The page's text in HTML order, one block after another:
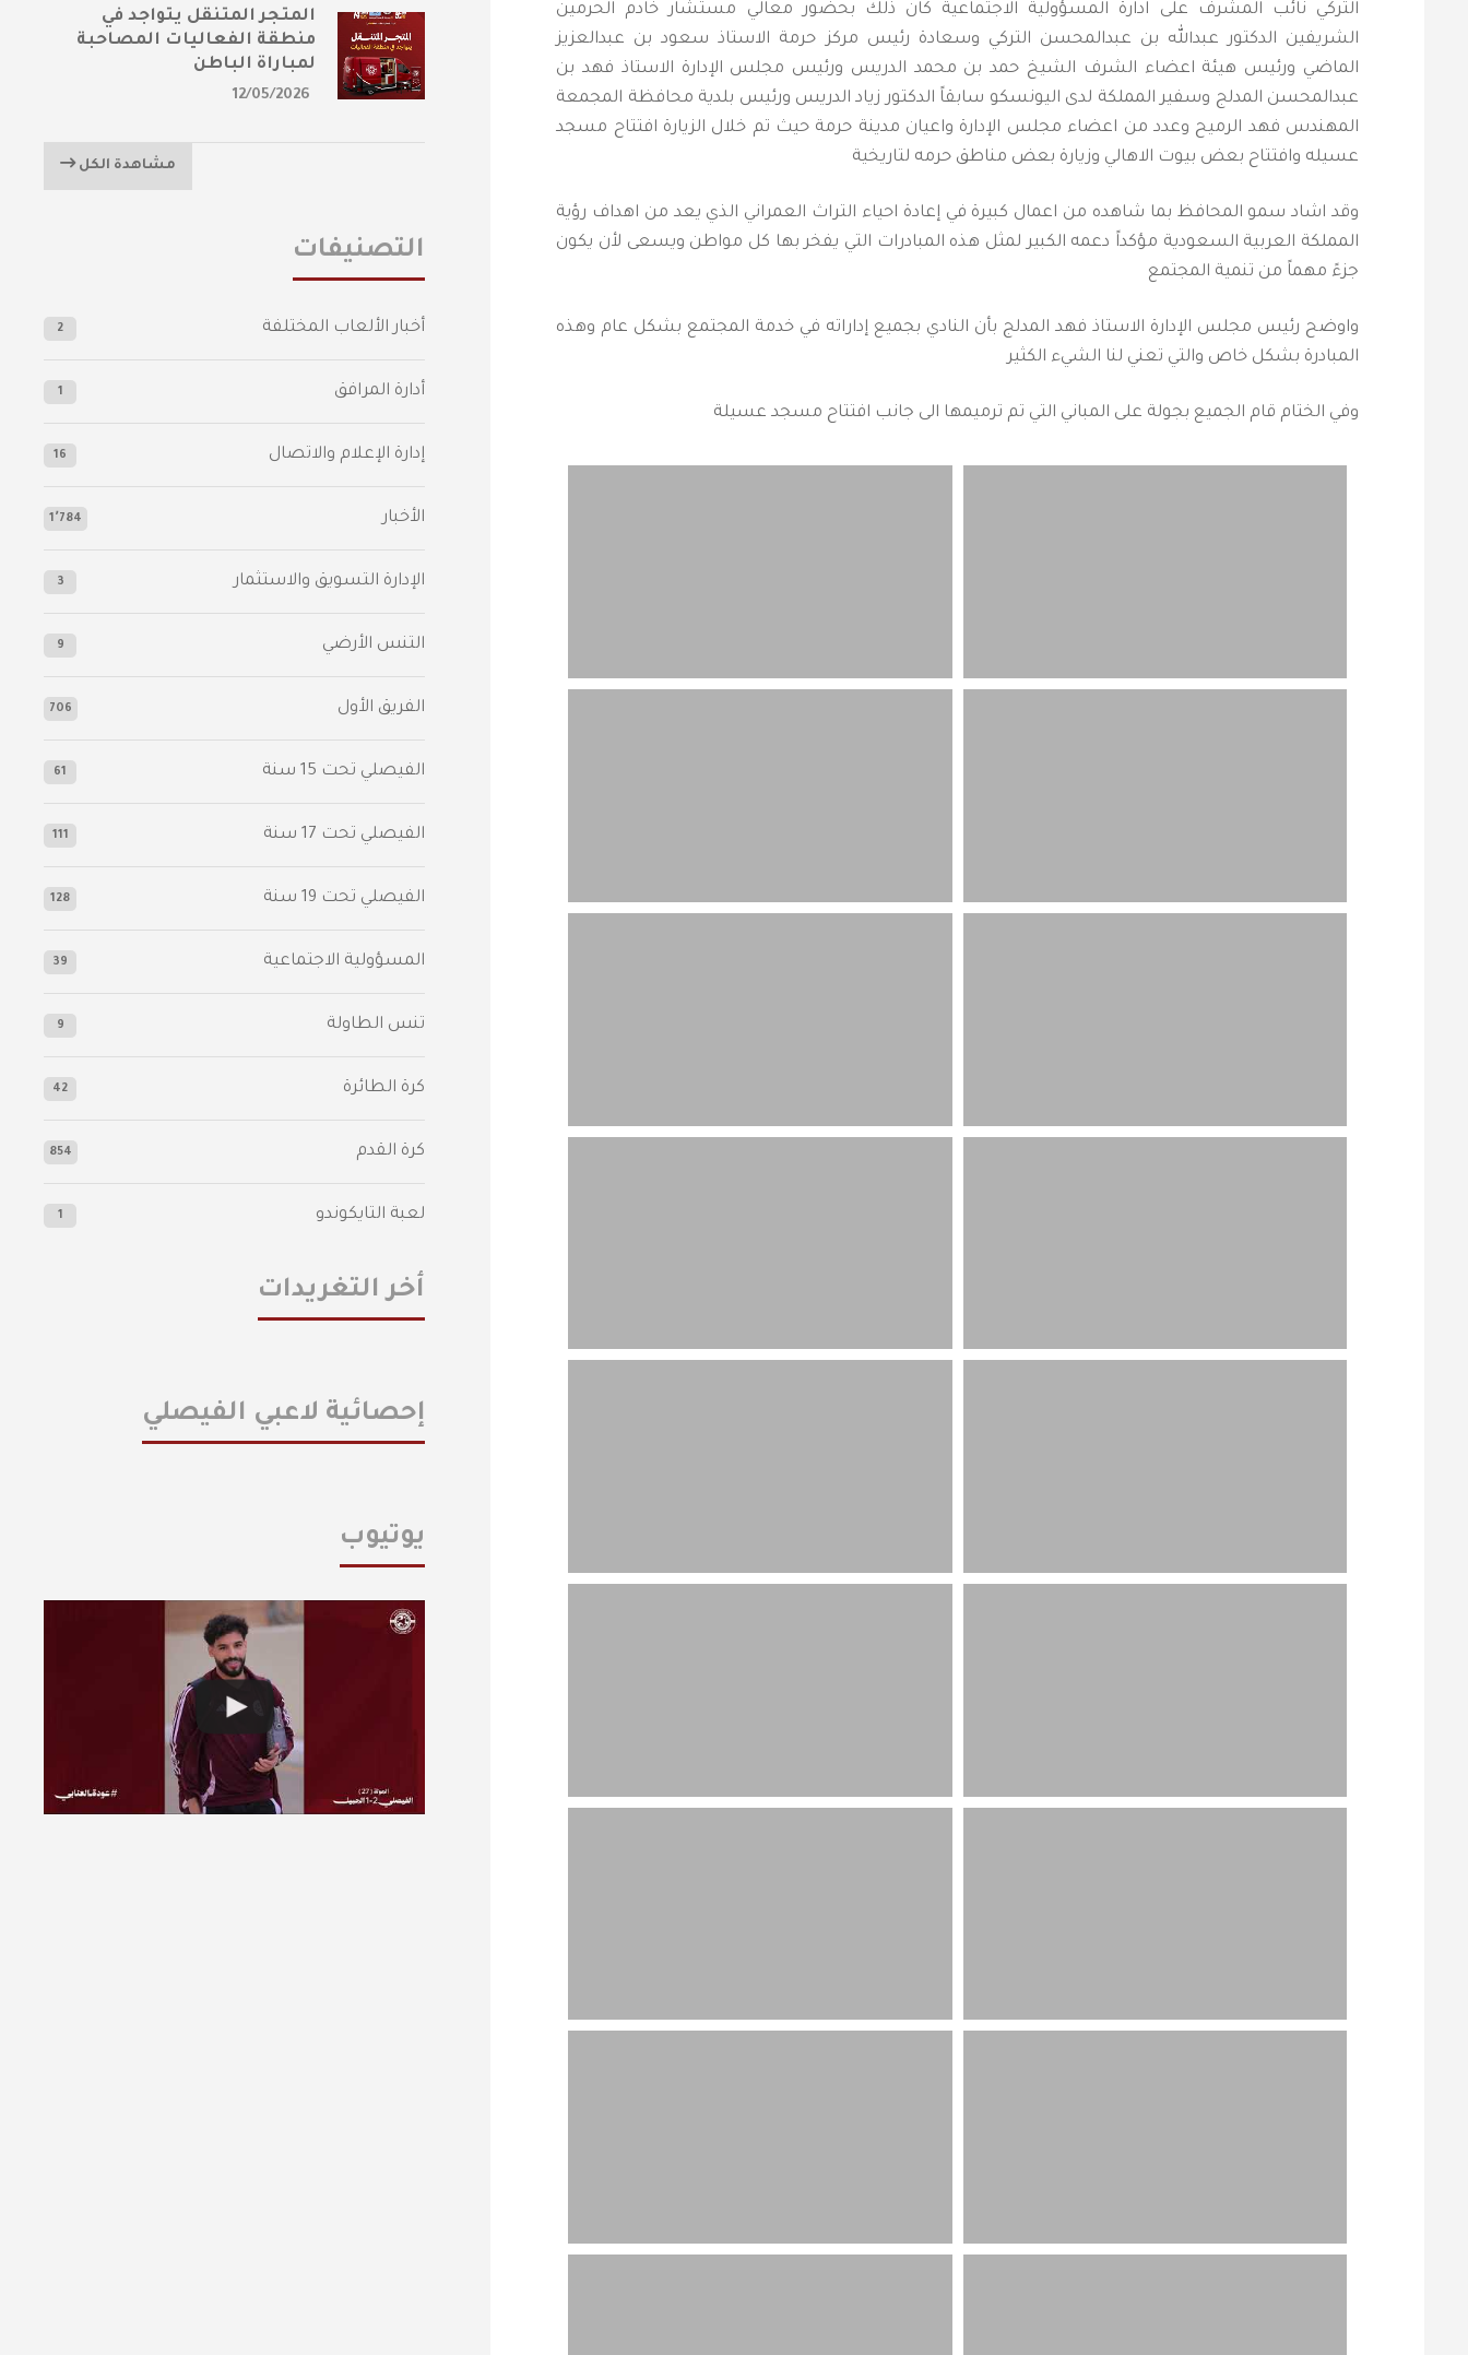
التركي نائب المشرف على ادارة المسؤولية الاجتماعية كان ذلك بحضور معالي مستشار خادم الحرمين
الشريفين الدكتور عبدالله بن عبدالمحسن التركي وسعادة رئيس مركز حرمة الاستاذ سعود بن عبدالعزيز
الماضي ورئيس هيئة اعضاء الشرف الشيخ حمد بن محمد الدريس ورئيس مجلس الإدارة الاستاذ فهد بن
عبدالمحسن المدلج وسفير المملكة لدى اليونسكو سابقاً الدكتور زياد الدريس ورئيس بلدية محافظة المجمعة
المهندس فهد الرميح وعدد من اعضاء مجلس الإدارة واعيان مدينة حرمة حيث تم خلال الزيارة افتتاح مسجد
عسيله وافتتاح بعض بيوت الاهالي وزيارة بعض مناطق حرمه لتاريخية
وقد اشاد سمو المحافظ بما شاهده من اعمال كبيرة في إعادة احياء التراث العمراني الذي يعد من اهداف رؤية
المملكة العربية السعودية مؤكداً دعمه الكبير لمثل هذه المبادرات التي يفخر بها كل مواطن ويسعى لأن يكون
جزءً مهماً من تنمية المجتمع
واوضح رئيس مجلس الإدارة الاستاذ فهد المدلج بأن النادي بجميع إداراته في خدمة المجتمع بشكل عام وهذه
المبادرة بشكل خاص والتي تعني لنا الشيء الكثير
وفي الختام قام الجميع بجولة على المباني التي تم ترميمها الى جانب افتتاح مسجد عسيلة
المتجر المتنقل يتواجد في
منطقة الفعاليات المصاحبة
لمباراة الباطن
12/05/2026
مشاهدة الكل
التصنيفات
أخبار الألعاب المختلفة 2
أدارة المرافق 1
إدارة الإعلام والاتصال 16
الأخبار 1٬784
الإدارة التسويق والاستثمار 3
التنس الأرضي 9
الفريق الأول 706
الفيصلي‬⁩ تحت 15 سنة 61
‫الفيصلي‬⁩ تحت 17 سنة 111
الفيصلي‬⁩ تحت 19 سنة 128
المسؤولية الاجتماعية 39
تنس الطاولة 9
كرة الطائرة 42
كرة القدم 854
لعبة التايكوندو 1
أخر التغريدات
إحصائية لاعبي الفيصلي
يوتيوب